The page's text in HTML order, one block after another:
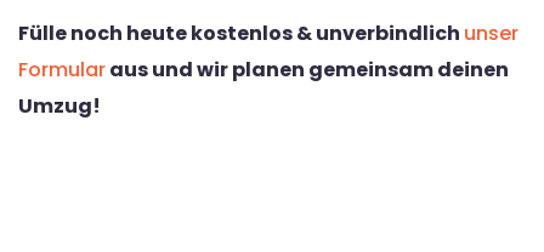
Fülle noch heute kostenlos & unverbindlich unser
Formularaus und wir planen gemeinsam deinen
Umzug!